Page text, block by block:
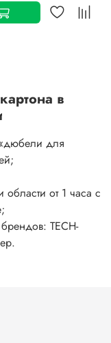
в
для
от 1 часа с
TECH-